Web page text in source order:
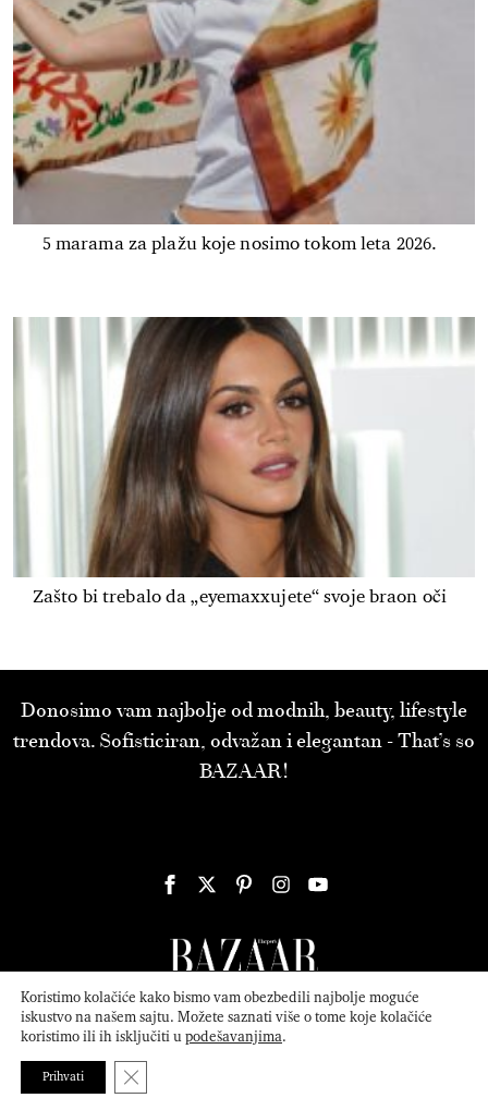
5 marama za plažu koje nosimo tokom leta 2026.
Zašto bi trebalo da „eyemaxxujete“ svoje braon oči
Donosimo vam najbolje od modnih, beauty, lifestyle
trendova. Sofisticiran, odvažan i elegantan - That’s so
BAZAAR!
© 2026ATTICA MEDIASerbia, Inc. All Rights Reserved.
Koristimo kolačiće kako bismo vam obezbedili najbolje moguće
iskustvo na našem sajtu. Možete saznati više o tome koje kolačiće
koristimo ili ih isključiti upodešavanjima.
Prihvati Close GDPR Cookie Banner